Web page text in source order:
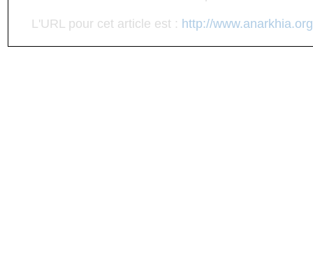
L'URL pour cet article est : http://